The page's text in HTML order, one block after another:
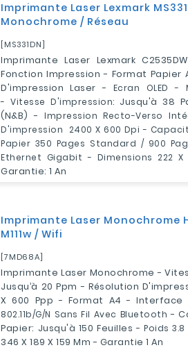
Imprimante Laser Lexmark
Monochrome / Réseau
[MS331DN]
Imprimante Laser Lexmark
Fonction Impression - Format Papier
D'impression Laser - Ecran OLED -
-Vitesse D'impression: Jusqu'à 38
(N&b) - Impression Recto-Verso
D'impression 2400 X 600 Dpi -
Papier 350 Pages Standard / 900
Ethernet Gigabit - Dimensions222 X
Garantie: 1 An
Imprimante Laser Monochrome
M111w / Wifi
[7MD68A]
Imprimante Laser Monochrome -
Jusqu’à 20 Ppm - Résolution
X 600 Ppp - Format A4 - Interface
802.11b/g/n Sans Fil Avec Bluetooth-
Papier: Jusqu'à 150 Feuilles - Poids3.8
346 X 189 X 159 Mm - Garantie 1 An